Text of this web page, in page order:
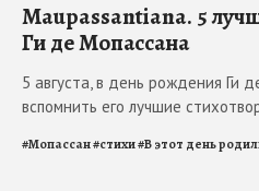
Maupassantiana. 5
Ги де Мопассана
5 августа, в день рождения Ги
вспомнить его лучшие
#Мопассан#стихи#В этот день